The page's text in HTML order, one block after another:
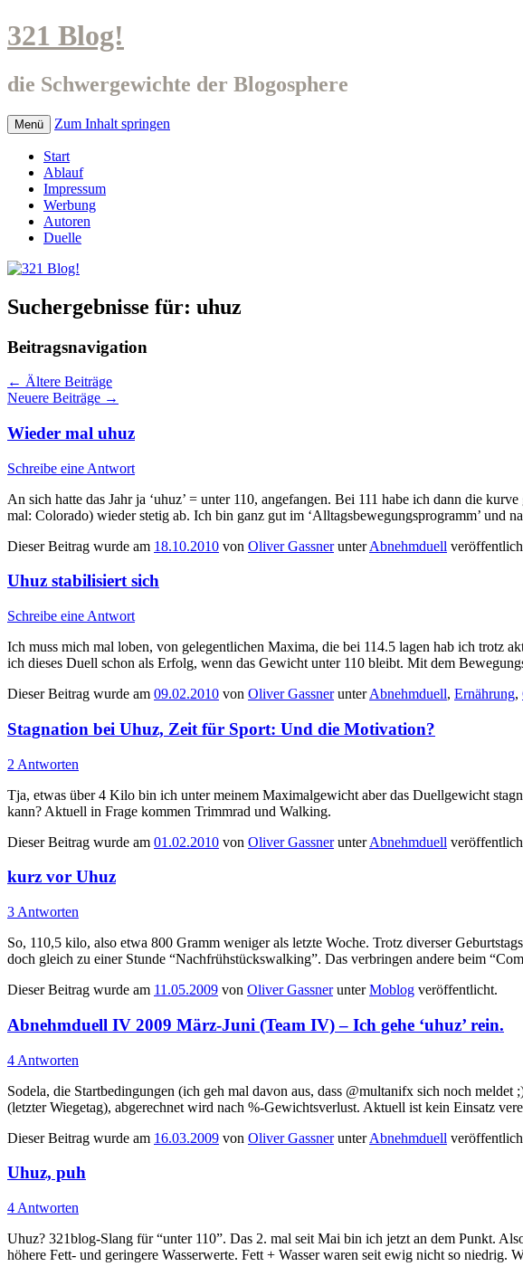
321 Blog!
die Schwergewichte der Blogosphere
Menü Zum Inhalt springen
Start
Ablauf
Impressum
Werbung
Autoren
Duelle
Suchergebnisse für: uhuz
Beitragsnavigation
← Ältere Beiträge
Neuere Beiträge →
Wieder mal uhuz
Schreibe eine Antwort
An sich hatte das Jahr ja ‘uhuz’ = unter 110, angefangen. Bei 111 habe ich dann die
mal: Colorado) wieder stetig ab. Ich bin ganz gut im ‘Alltagsbewegungsprogramm’ und
Dieser Beitrag wurde am 18.10.2010 von Oliver GassnerunterAbnehmduell
Uhuz stabilisiert sich
Schreibe eine Antwort
Ich muss mich mal loben, von gelegentlichen Maxima, die bei 114.5 lagen hab ich trotz
ich dieses Duell schon als Erfolg, wenn das Gewicht unter 110 bleibt. Mit dem
Dieser Beitrag wurde am 09.02.2010 von Oliver GassnerunterAbnehmduell, Ernährung,
Stagnation bei Uhuz, Zeit für Sport: Und die Motivation?
2 Antworten
Tja, etwas über 4 Kilo bin ich unter meinem Maximalgewicht aber das Duellgewicht
kann? Aktuell in Frage kommen Trimmrad und Walking.
Dieser Beitrag wurde am 01.02.2010 von Oliver GassnerunterAbnehmduell
kurz vor Uhuz
3 Antworten
So, 110,5 kilo, also etwa 800 Gramm weniger als letzte Woche. Trotz diverser
doch gleich zu einer Stunde “Nachfrühstückswalking”. Das verbringen andere beim
Dieser Beitrag wurde am 11.05.2009 von Oliver GassnerunterMoblog veröffentlicht.
Abnehmduell IV 2009 März-Juni (Team IV) – Ich gehe ‘uhuz’ rein.
4 Antworten
Sodela, die Startbedingungen (ich geh mal davon aus, dass @multanifx sich noch
(letzter Wiegetag), abgerechnet wird nach %-Gewichtsverlust. Aktuell ist kein Einsatz
Dieser Beitrag wurde am 16.03.2009 von Oliver GassnerunterAbnehmduell
Uhuz, puh
4 Antworten
Uhuz? 321blog-Slang für “unter 110”. Das 2. mal seit Mai bin ich jetzt an dem Punkt.
höhere Fett- und geringere Wasserwerte. Fett + Wasser waren seit ewig nicht so niedrig.